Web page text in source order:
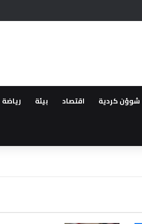
مرشح المعارضة التركية
شوؤن كردية اقتصاد بيئة رياضة
حمص
تركيا تقيد
وإصابة